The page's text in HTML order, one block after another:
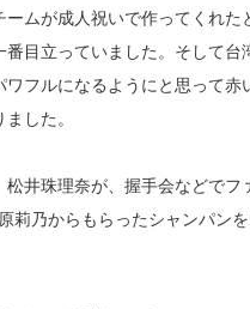
ムが成人祝いで作ってくれた
目立っていました。そして
ワフルになるようにと思って
した。
井珠理奈が、握手会などで
莉乃からもらったシャンパン